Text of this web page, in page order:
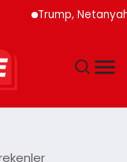
Trump, Netanyahu’ya